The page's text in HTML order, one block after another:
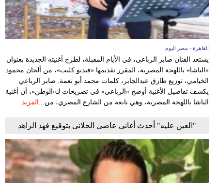
القاهرة - مصر اليوم
يستعد الفنان صابر الرباعي، في الأيام المقبلة، لطرح أغنيته الجديدة بعنوان
«الباشا» باللهجة المصرية، المقرر تقديمها «فيديو كليب»، من ألحان محمود
الخيامي، توزيع طارق عبدالجابر، كلمات محمد أبو نعمة. صابر الرباعي
يكشف تفاصيل الأغنية أوضح «الرباعي» في تصريحات لـ«الوطن»، أن أغنية
الباشا باللهجة المصرية، وهي نابعة من الشارع المصري، من... المزيد
"العين عليه" أحدث أغانى عاصى الحلانى بتوقيع فهد الزاهد